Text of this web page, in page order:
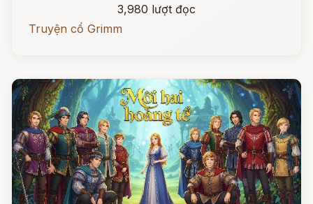
3,980 lượt đọc
Truyện cổ Grimm